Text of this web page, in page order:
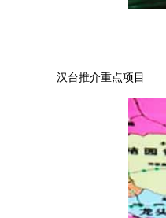
汉台推介重点项目